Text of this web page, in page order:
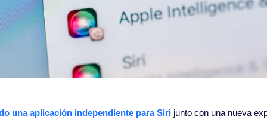
una aplicación independiente para Siri junto con una nueva